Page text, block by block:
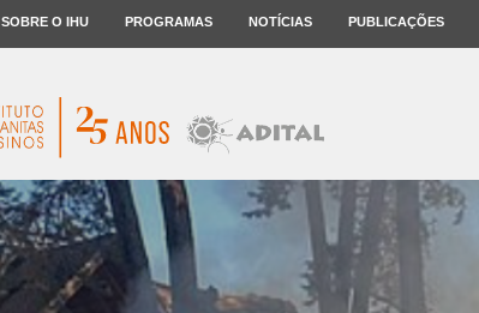
SOBRE O IHU PROGRAMAS NOTÍCIAS PUBLICAÇÕES